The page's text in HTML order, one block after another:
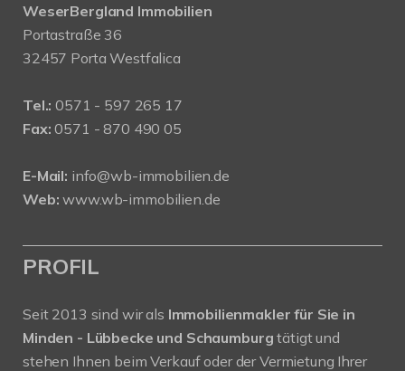
WeserBergland Immobilien
Portastraße 36
32457 Porta Westfalica
Tel.: 0571 - 597 265 17
Fax: 0571 - 870 490 05
E-Mail: info@wb-immobilien.de
Web: www.wb-immobilien.de
PROFIL
Seit 2013 sind wir als Immobilienmakler für Sie in
Minden - Lübbecke und Schaumburgtätigt und
stehen Ihnen beim Verkauf oder der Vermietung Ihrer